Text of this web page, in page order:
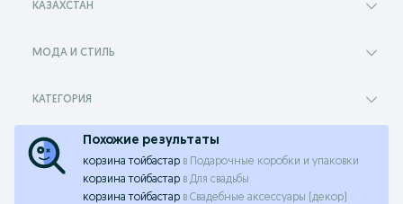
КАЗАХСТАН
МОДА И СТИЛЬ
КАТЕГОРИЯ
Похожие результаты
корзина тойбастар в
Подарочные коробки и упаковки
корзина тойбастар в Для свадьбы
корзина тойбастар в Свадебные аксессуары (декор)